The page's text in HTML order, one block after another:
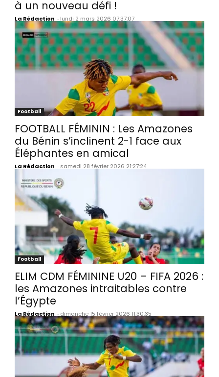
à un nouveau défi !
La Rédaction - lundi 2 mars 2026 07:37:07
Football
FOOTBALL FÉMININ : Les Amazones
du Bénin s’inclinent 2-1 face aux
Éléphantes en amical
La Rédaction - samedi 28 février 2026 21:27:24
Football
ELIM CDM FÉMININE U20 – FIFA 2026 :
les Amazones intraitables contre
l’Égypte
La Rédaction - dimanche 15 février 2026 11:30:35